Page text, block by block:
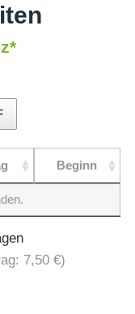
Beginn
7,50 €)